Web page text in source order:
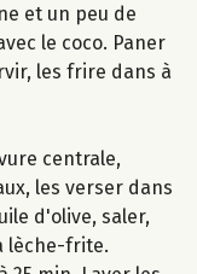
et un peu de
le coco. Paner
les frire dans à
centrale,
les verser dans
d'olive, saler,
lèche-frite.